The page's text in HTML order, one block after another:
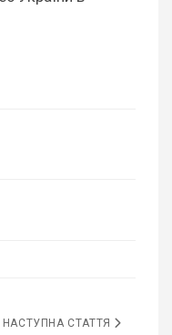
НАСТУПНА СТАТТЯ